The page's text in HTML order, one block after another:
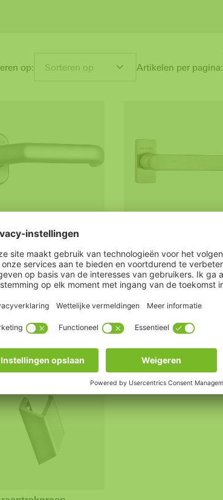
op: Sorteren op Artikelen per pagina:
in verstek,
in verstek
66,08 €
Deurkruk (recht)
125,05 € *